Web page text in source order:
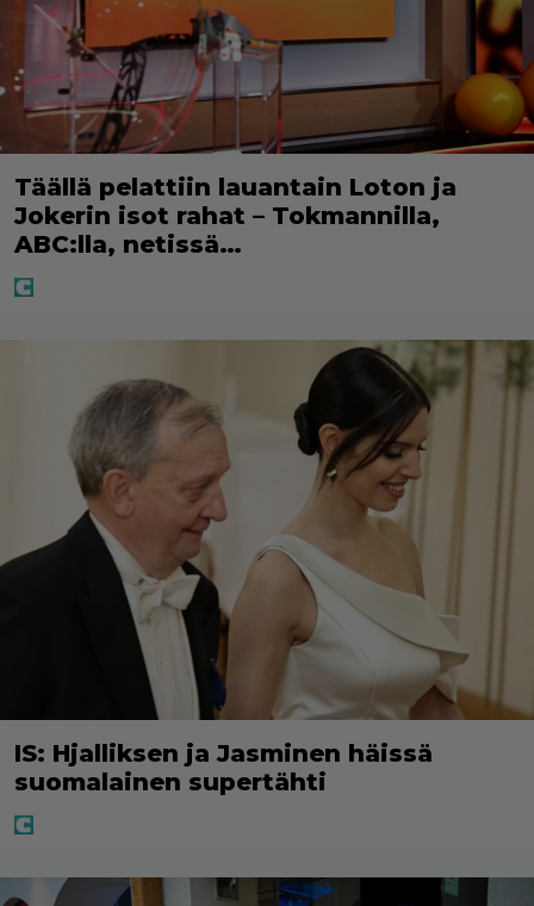
Täällä pelattiin lauantain Loton ja
Jokerin isot rahat – Tokmannilla,
ABC:lla, netissä…
IS: Hjalliksen ja Jasminen häissä
suomalainen supertähti